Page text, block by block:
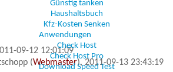
Günstig tanken
Haushaltsbuch
Kfz-Kosten Senken
Anwendungen
Check Host
Check Host Pro
Download Speed Test
09-12 12:01:09
(Webmaster), 2011-09-13 23:43:19